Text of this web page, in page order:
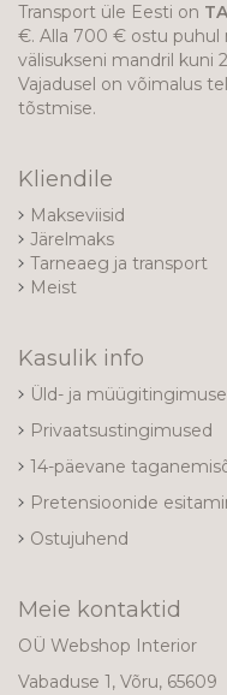
Transport üle Eesti on
€. Alla 700 € ostu puhul
välisukseni mandril kuni
Vajadusel on võimalus
tõstmise.
Kliendile
Makseviisid
Järelmaks
Tarneaeg ja transport
Meist
Kasulik info
Üld- ja
Privaatsustingimused
14-päevane
Pretensioonide
Ostujuhend
Meie kontaktid
OÜ Webshop Interior
Vabaduse 1, Võru, 65609